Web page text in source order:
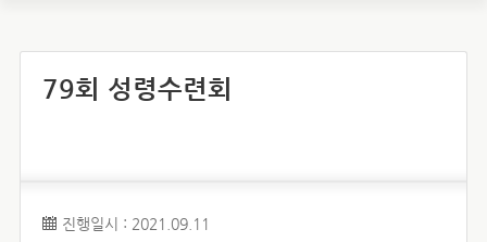
79회 성령수련회
진행일시 : 2021.09.11